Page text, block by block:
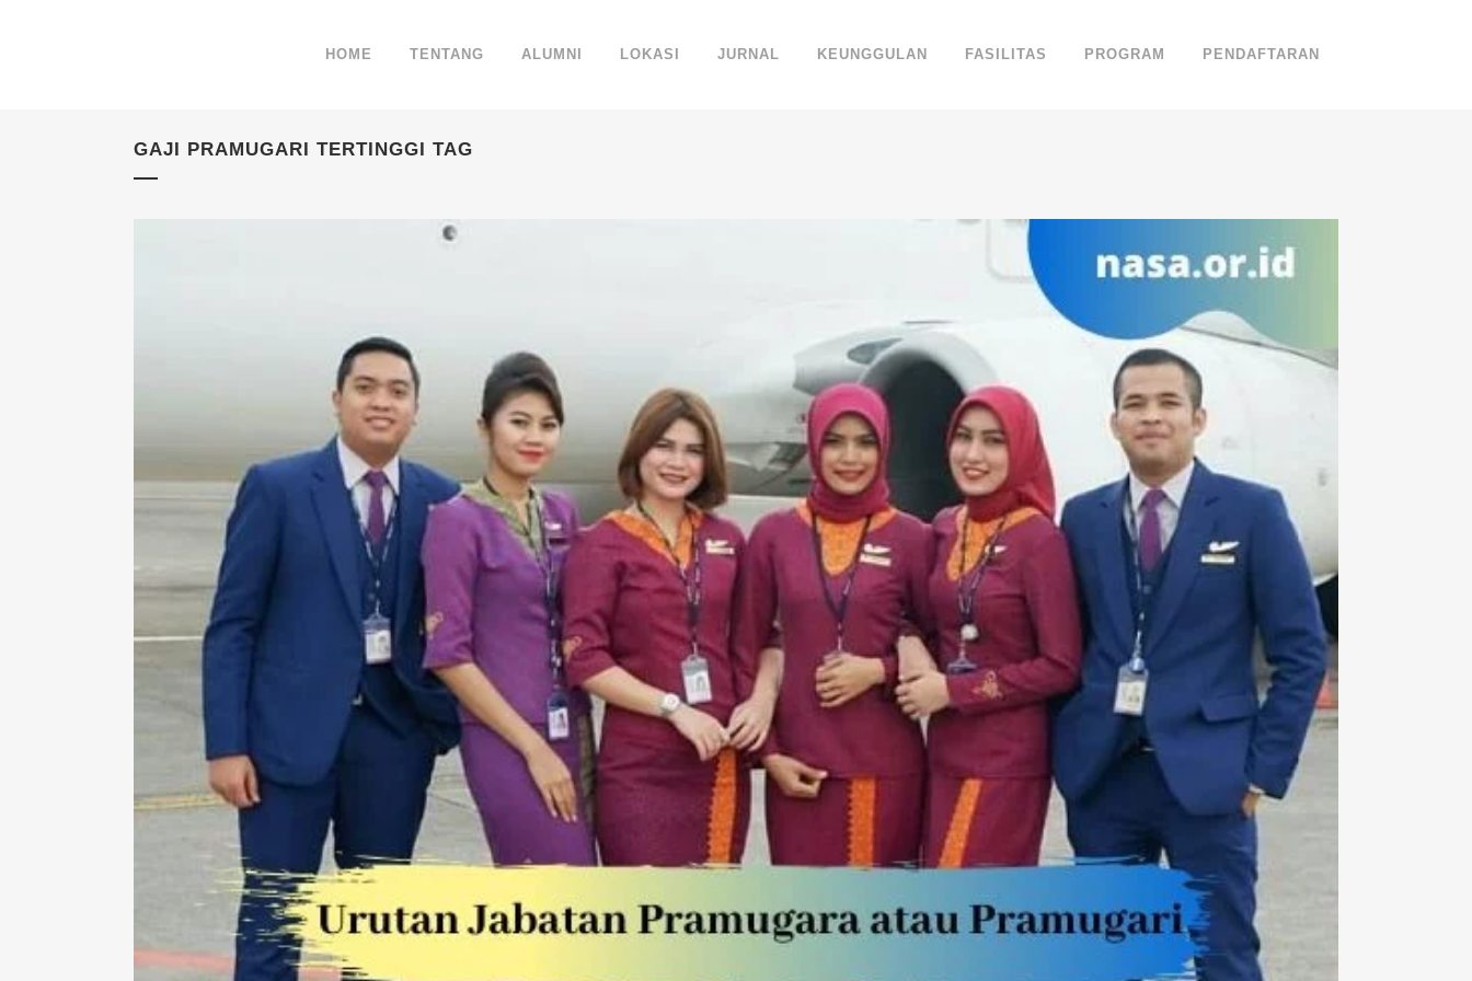
HOME TENTANG ALUMNI LOKASI JURNAL KEUNGGULAN FASILITAS PROGRAM PENDAFTARAN
GAJI PRAMUGARI TERTINGGI TAG